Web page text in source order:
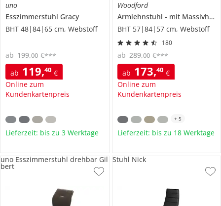
uno
Esszimmerstuhl Gracy
BHT 48|84|65 cm, Webstoff
ab 119,40 €
Online zum
Kundenkartenpreis
ab 199,00 €***
Lieferzeit: bis zu 3 Werktage
Woodford
Armlehnstuhl
mit Massivholzgestell
BHT 57|84|57 cm, Webstoff
180
ab 173,40 €
Online zum
Kundenkartenpreis
ab 289,00 €***
+ 5
Lieferzeit: bis zu 18 Werktage
uno Esszimmerstuhl drehbar Gil
bert
Stuhl Nick